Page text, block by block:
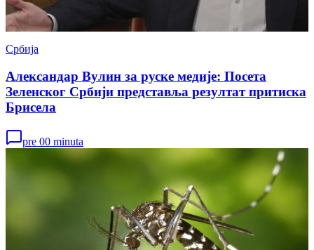
Србија
Александар Вулин за руске медије: Посета
Зеленског Србији представља резултат притиска
Брисела
pre 00 minuta